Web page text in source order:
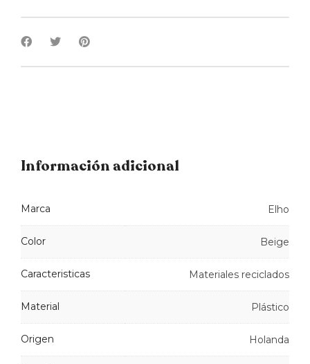
Información adicional
Marca Elho
Color Beige
Caracteristicas Materiales reciclados
Material Plástico
Origen Holanda